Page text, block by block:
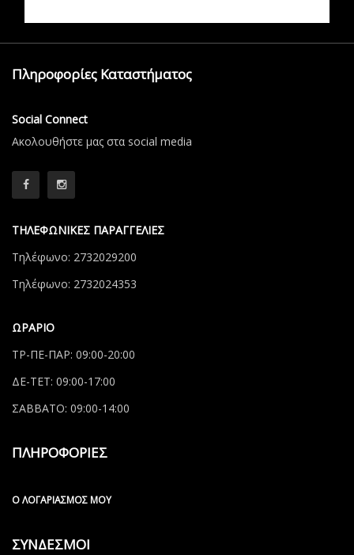
Πληροφορίες Καταστήματος
Social Connect
Aκολουθήστε μας στα social media
ΤΗΛΕΦΩΝΙΚΕΣ ΠΑΡΑΓΓΕΛΙΕΣ
Τηλέφωνο: 2732029200
Τηλέφωνο: 2732024353
ΩΡΑΡΙΟ
ΤΡ-ΠΕ-ΠΑΡ: 09:00-20:00
ΔΕ-ΤΕΤ: 09:00-17:00
ΣΑΒΒΑΤΟ: 09:00-14:00
ΠΛΗΡΟΦΟΡΙΕΣ
Ο ΛΟΓΑΡΙΑΣΜΌΣ ΜΟΥ
ΣΥΝΔΕΣΜΟΙ